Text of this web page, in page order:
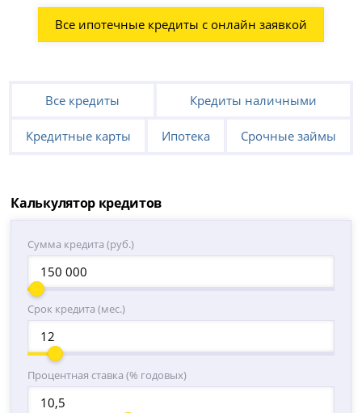
Все ипотечные кредиты с онлайн заявкой
Все кредиты Кредиты наличными
Кредитные карты Ипотека Срочные займы
Калькулятор кредитов
Сумма кредита (руб.)
Срок кредита (мес.)
Процентная ставка (% годовых)